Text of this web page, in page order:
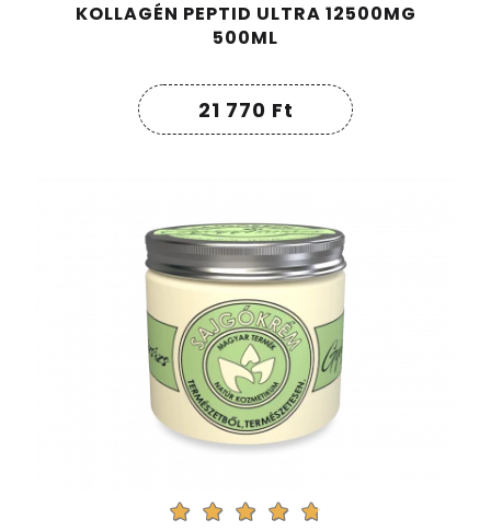
KOLLAGÉN PEPTID ULTRA 12500MG
500ML
21 770 Ft